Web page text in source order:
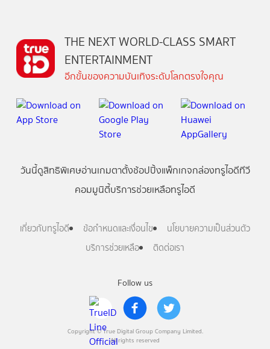
Follow us
Copyright © True Digital Group Company Limited.
All rights reserved
THE NEXT WORLD-CLASS SMART
ENTERTAINMENT
อีกขั้นของความบันเทิงระดับโลกตรงใจคุณ
วันนี้ดูสิทธิพิเศษอ่านเกมตาตั้งช้อปปิ้งแพ็กเกจกล่องทรูไอดีทีวี
คอมมูนิตี้บริการช่วยเหลือทรูไอดี
เกี่ยวกับทรูไอดี ข้อกำหนดและเงื่อนไข
นโยบายความเป็นส่วนตัว
บริการช่วยเหลือ
ติดต่อเรา